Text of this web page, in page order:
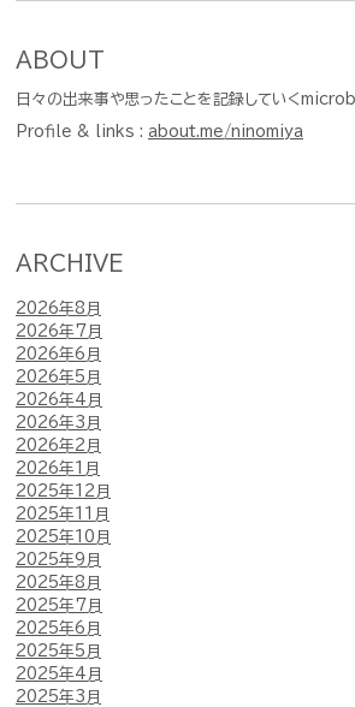
ABOUT
日々の出来事や思ったことを記録していく
Profile & links : about.me/ninomiya
ARCHIVE
2026年8月
2026年7月
2026年6月
2026年5月
2026年4月
2026年3月
2026年2月
2026年1月
2025年12月
2025年11月
2025年10月
2025年9月
2025年8月
2025年7月
2025年6月
2025年5月
2025年4月
2025年3月